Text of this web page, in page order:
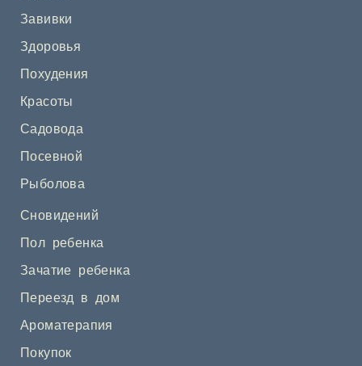
Завивки
Здоровья
Похудения
Красоты
Садовода
Посевной
Рыболова
Сновидений
Пол ребенка
Зачатие ребенка
Переезд в дом
Ароматерапия
Покупок